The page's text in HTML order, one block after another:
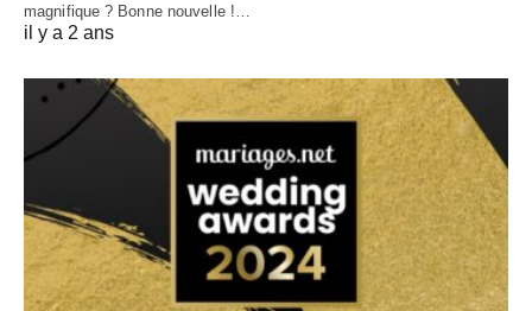
magnifique ? Bonne nouvelle !…
il y a 2 ans